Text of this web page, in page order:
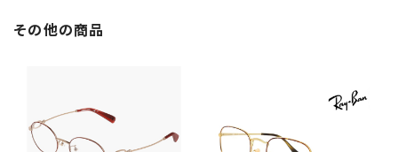
ム ミラーレンズ
その他の商品